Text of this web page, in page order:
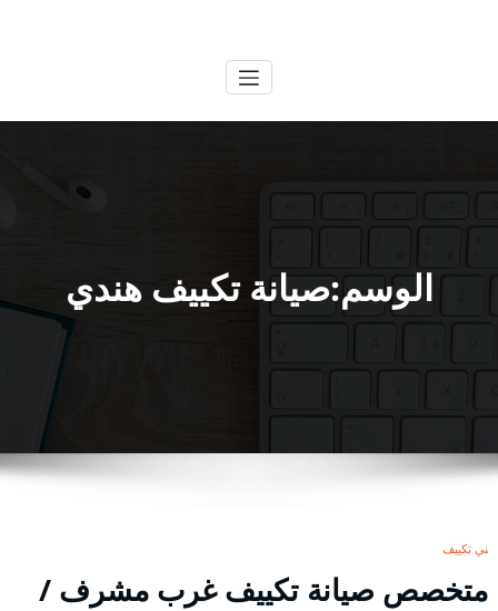
الوسم:صيانة تكييف هندي
فني تكييف
متخصص صيانة تكييف غرب مشرف /